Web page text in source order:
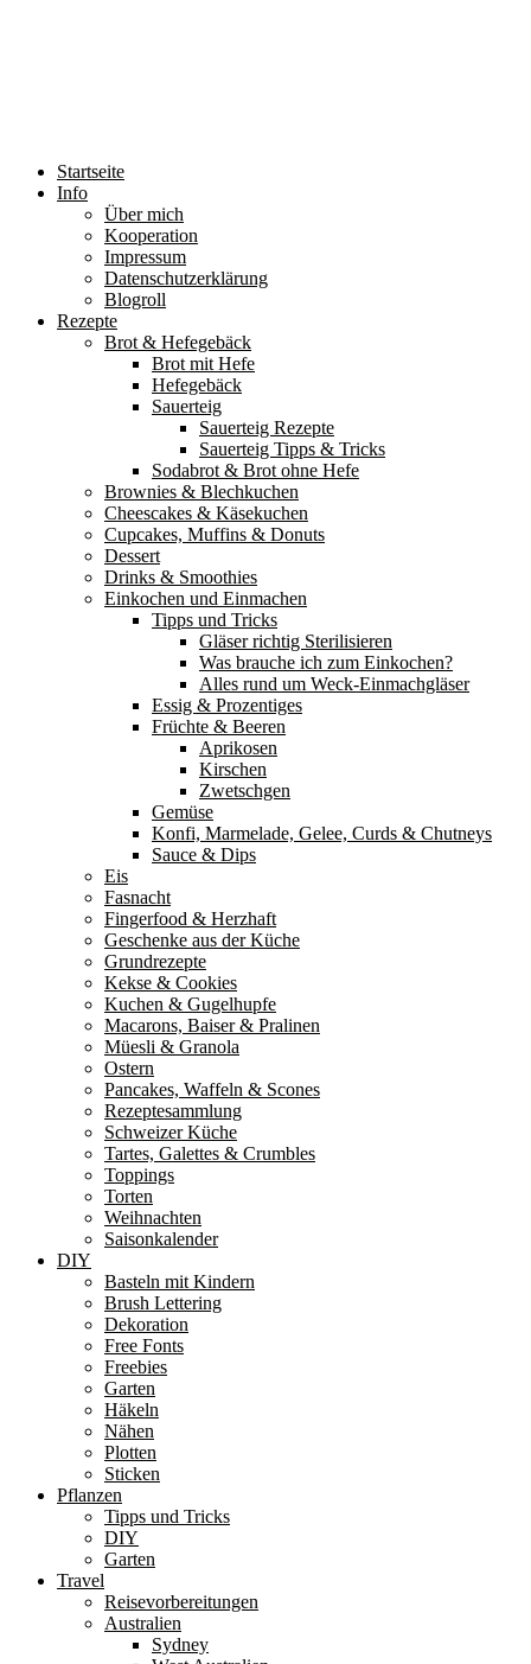
Startseite
Info
Über mich
Kooperation
Impressum
Datenschutzerklärung
Blogroll
Rezepte
Brot & Hefegebäck
Brot mit Hefe
Hefegebäck
Sauerteig
Sauerteig Rezepte
Sauerteig Tipps & Tricks
Sodabrot & Brot ohne Hefe
Brownies & Blechkuchen
Cheescakes & Käsekuchen
Cupcakes, Muffins & Donuts
Dessert
Drinks & Smoothies
Einkochen und Einmachen
Tipps und Tricks
Gläser richtig Sterilisieren
Was brauche ich zum Einkochen?
Alles rund um Weck-Einmachgläser
Essig & Prozentiges
Früchte & Beeren
Aprikosen
Kirschen
Zwetschgen
Gemüse
Konfi, Marmelade, Gelee, Curds & Chutneys
Sauce & Dips
Eis
Fasnacht
Fingerfood & Herzhaft
Geschenke aus der Küche
Grundrezepte
Kekse & Cookies
Kuchen & Gugelhupfe
Macarons, Baiser & Pralinen
Müesli & Granola
Ostern
Pancakes, Waffeln & Scones
Rezeptesammlung
Schweizer Küche
Tartes, Galettes & Crumbles
Toppings
Torten
Weihnachten
Saisonkalender
DIY
Basteln mit Kindern
Brush Lettering
Dekoration
Free Fonts
Freebies
Garten
Häkeln
Nähen
Plotten
Sticken
Pflanzen
Tipps und Tricks
DIY
Garten
Travel
Reisevorbereitungen
Australien
Sydney